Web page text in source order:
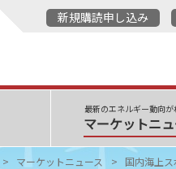
新規購読申し込み
最新のエネルギー動向が
マーケットニ
マーケットニュース 国内海上